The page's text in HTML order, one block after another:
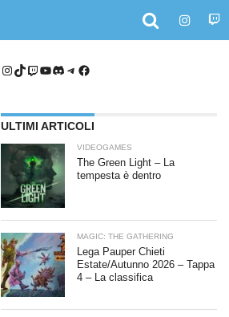
Instagram
TikTok
Twitch
YouTube
Discord
Telegram
Facebook
ULTIMI ARTICOLI
VIDEOGAMES
The Green Light – La
tempesta è dentro
MAGIC: THE GATHERING
Lega Pauper Chieti
Estate/Autunno 2026 – Tappa
4 – La classifica